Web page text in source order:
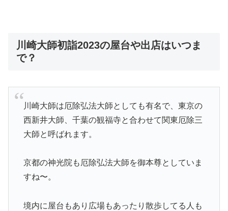
川崎大師初詣2023の屋台や出店はいつま
で？
川崎大師は厄除弘法大師としても有名で、東京の
西新井大師、千葉の観福寺と合わせて関東厄除三
大師と呼ばれます。
京都の神光院も厄除弘法大師を御本尊としていま
すね〜。
境内に屋台もあり広場もあったり散歩してる人も